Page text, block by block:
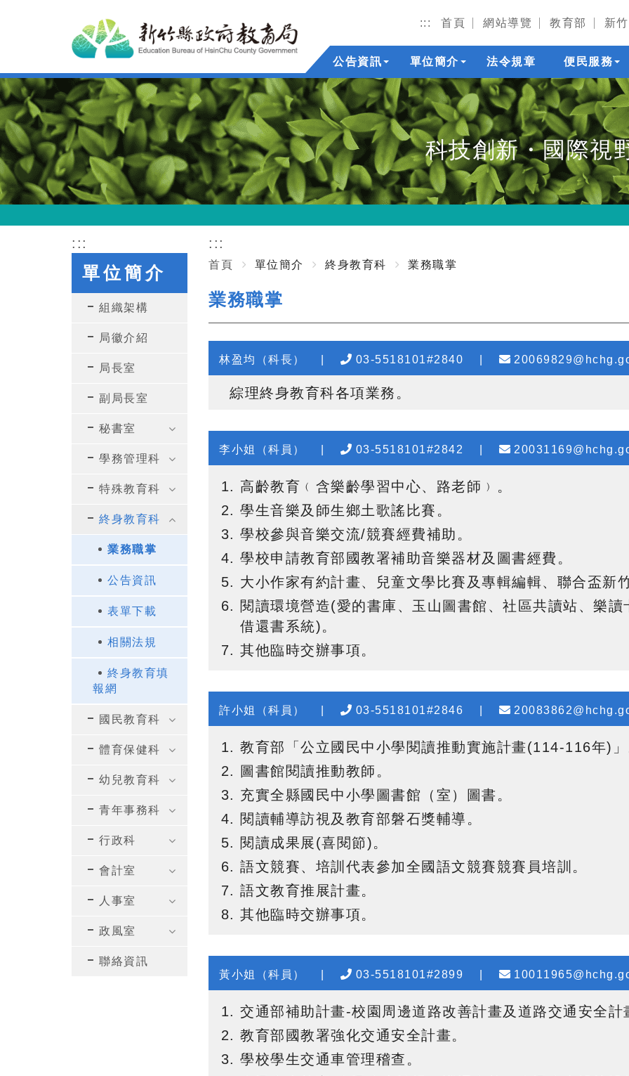
要
內
容
區
塊
::: 首頁 網站導覽 教育部 新
公告資訊 單位簡介 法令規章 便民服務
科技創新・國際視
:::
單位簡介
組織架構
局徽介紹
局長室
副局長室
秘書室
學務管理科
特殊教育科
終身教育科
業務職掌
公告資訊
表單下載
相關法規
終身教育填
報網
國民教育科
體育保健科
幼兒教育科
青年事務科
行政科
會計室
人事室
政風室
聯絡資訊
:::
首頁 單位簡介 終身教育科 業務職掌
業務職掌
林盈均（科長） 03-5518101#2840
綜理終身教育科各項業務。
李小姐（科員） 03-5518101#2842
高齡教育﹙含樂齡學習中心、路老師﹚。
學生音樂及師生鄉土歌謠比賽 。
學校參與音樂交流/競賽經費補助 。
學校申請教育部國教署補助音樂器材及圖書經費 。
大小作家有約計畫、兒童文學比賽及專輯編輯、聯合盃新
閱讀環境營造(愛的書庫、玉山圖書館、社區共讀站、樂讀
借還書系統)。
其他臨時交辦事項。
許小姐（科員） 03-5518101#2846
教育部「公立國民中小學閱讀推動實施計畫(114-116年)」
圖書館閱讀推動教師 。
充實全縣國民中小學圖書館（室）圖書 。
閱讀輔導訪視及教育部磐石獎輔導 。
閱讀成果展(喜閱節)。
語文競賽、培訓代表參加全國語文競賽競賽員培訓 。
語文教育推展計畫。
其他臨時交辦事項。
黃小姐（科員） 03-5518101#2899
交通部補助計畫-校園周邊道路改善計畫及道路交通安全計
教育部國教署強化交通安全計畫。
學校學生交通車管理稽查。